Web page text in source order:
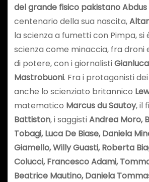
del grande fisico pakistano Abdus
centenario della sua nascita,
la scienza a fumetti con Pimpa,
scienza come minaccia, fra droni
di potere, con i giornalisti
Mastrobuoni. Fra i protagonisti
anche lo scienziato britannico
matematico Marcus du Sautoy, il
Battiston, i saggistiAndrea Moro,
Tobagi, Luca De Biase, Daniela
Giamello, Willy Guasti, Roberta
Colucci, Francesco Adami,
Beatrice Mautino, Daniela